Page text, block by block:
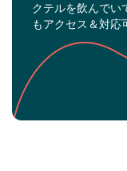
クテルを飲んでい
もアクセス＆対応